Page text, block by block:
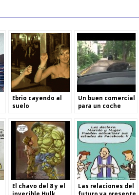
Ebrio cayendo al
suelo
Un buen comercial
para un coche
El chavo del 8 y el
Las relaciones del